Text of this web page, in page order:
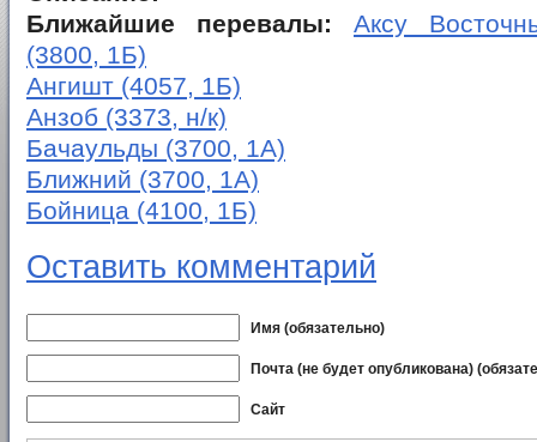
Ближайшие перевалы:
Аксу
(3800, 1Б)
Ангишт (4057, 1Б)
Анзоб (3373, н/к)
Бачаульды (3700, 1А)
Ближний (3700, 1А)
Бойница (4100, 1Б)
Оставить комментарий
Имя (обязательно)
Почта (не будет опубликована)
Сайт